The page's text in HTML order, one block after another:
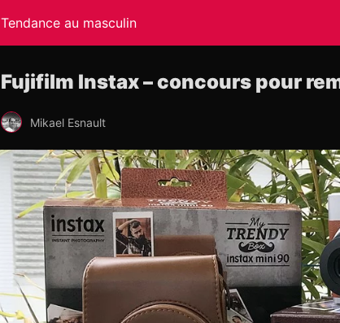
Tendance au masculin
Fujifilm Instax – concours pour
Mikael Esnault